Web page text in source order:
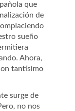
que
de
sueño
Ahora,
tantísimo
surge de
no nos